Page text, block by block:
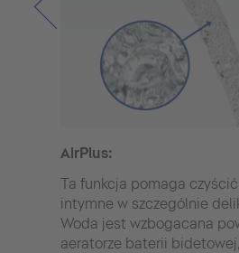
AirPlus:
Ta funkcja pomaga
intymne w szczególnie
Woda jest wzbogacana
aeratorze baterii